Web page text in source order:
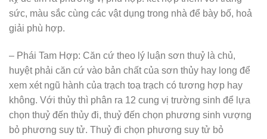
sức, màu sắc cùng các vật dụng trong nhà để bày bố, hoả
giải phù hợp.
– Phái Tam Hợp: Căn cứ theo lý luận sơn thuỷ là chủ,
huyệt phải căn cứ vào bản chất của sơn thủy hay long để
xem xét ngũ hành của trạch toạ trạch có tương hợp hay
không. Với thủy thì phân ra 12 cung vị trường sinh để lựa
chọn thuỷ đến thủy đi, thuỷ đến chọn phương sinh vượng
bỏ phương suy tử. Thuỷ đi chọn phương suy tử bỏ